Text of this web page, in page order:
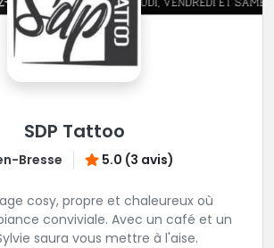
SDP Tattoo
Bresse 5.0 (3 avis)
cosy, propre et chaleureux où
conviviale. Avec un café et un
saura vous mettre à l'aise.